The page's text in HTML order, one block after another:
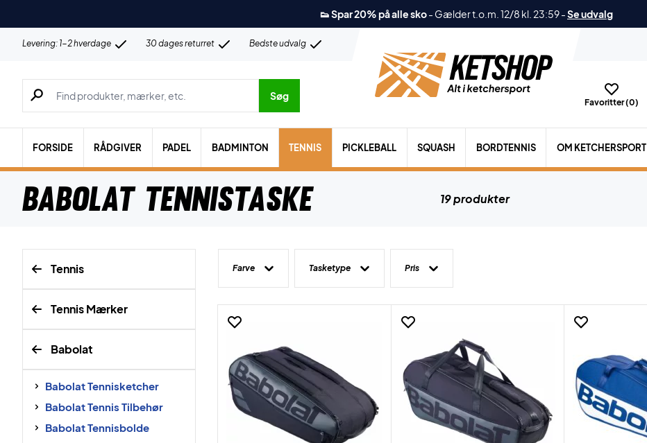
👟 Spar 20% på alle sko- Gælder t.o.m. 12/8 kl. 23:59-Se udvalg
Levering: 1-2 hverdage 30 dages returret Bedste udvalg
Søg efter produkter, mærker etc.
Søg
Favoritter (0)
FORSIDE RÅDGIVER PADEL BADMINTON TENNIS PICKLEBALL SQUASH BORDTENNIS OM KETCHERSPORT
Babolat Tennistaske 19 produkter
Tennis
Tennis Mærker
Babolat
Babolat Tennisketcher
Babolat Tennis Tilbehør
Babolat Tennisbolde
Farve Tasketype Pris